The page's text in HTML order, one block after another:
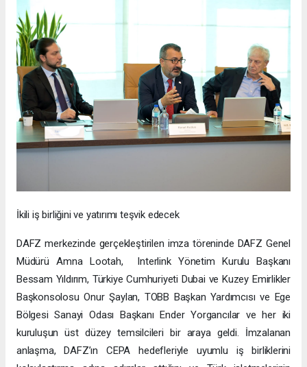
İkili iş birliğini ve yatırımı teşvik edecek
DAFZ merkezinde gerçekleştirilen imza töreninde DAFZ Genel
Müdürü Amna Lootah, Interlink Yönetim Kurulu Başkanı
Bessam Yıldırım, Türkiye Cumhuriyeti Dubai ve Kuzey Emirlikler
Başkonsolosu Onur Şaylan, TOBB Başkan Yardımcısı ve Ege
Bölgesi Sanayi Odası Başkanı Ender Yorgancılar ve her iki
kuruluşun üst düzey temsilcileri bir araya geldi. İmzalanan
anlaşma, DAFZ’ın CEPA hedefleriyle uyumlu iş birliklerini